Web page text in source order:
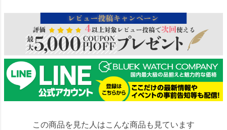
この商品を見た人はこんな商品も見ています